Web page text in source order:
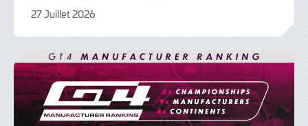
27 Juillet 2026
Juillet